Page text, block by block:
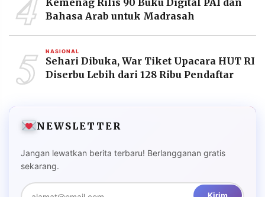
Bahasa Arab untuk Madrasah
5 NASIONAL
Sehari Dibuka, War Tiket Upacara HUT RI
Diserbu Lebih dari 128 Ribu Pendaftar
NEWSLETTER
Jangan lewatkan berita terbaru! Berlangganan gratis
sekarang.